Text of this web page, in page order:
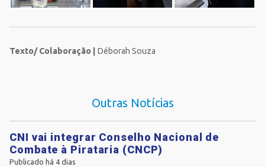
Texto/ Colaboração | Déborah Souza
Outras Notícias
CNI vai integrar Conselho Nacional de
Combate à Pirataria (CNCP)
Publicado há 4 dias